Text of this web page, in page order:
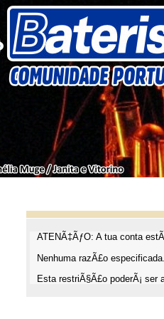
ATENÃ‡ÃƒO: A tua conta
Nenhuma razÃ£o especificada.
Esta restriÃ§Ã£o poderÃ¡ ser